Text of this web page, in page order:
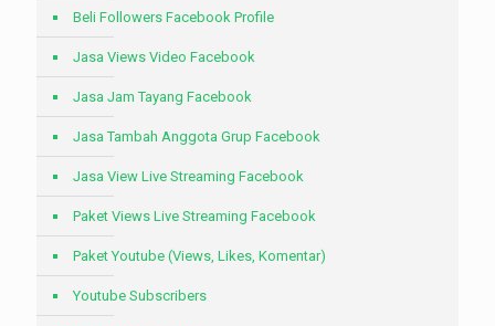
Beli Followers Facebook Profile
Jasa Views Video Facebook
Jasa Jam Tayang Facebook
Jasa Tambah Anggota Grup Facebook
Jasa View Live Streaming Facebook
Paket Views Live Streaming Facebook
Paket Youtube (Views, Likes, Komentar)
Youtube Subscribers